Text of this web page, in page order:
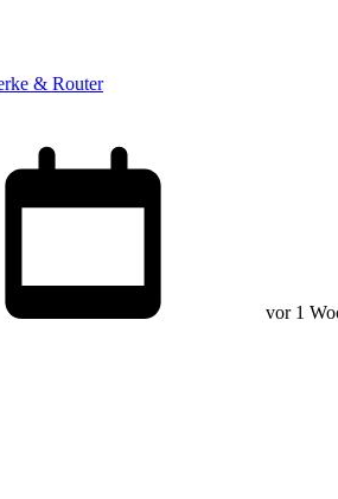
& Router
vor 1